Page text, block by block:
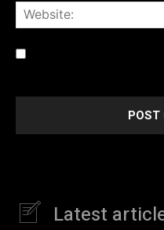
Latest